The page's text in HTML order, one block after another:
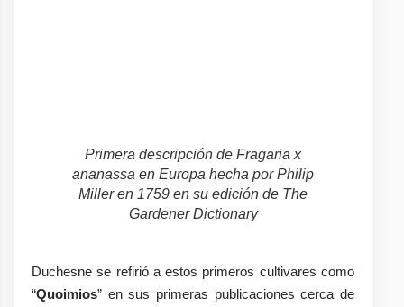
Primera descripción de Fragaria x
ananassa en Europa hecha por Philip
Miller en 1759 en su edición de The
Gardener Dictionary
Duchesne se refirió a estos primeros cultivares como
“Quoimios” en sus primeras publicaciones cerca de